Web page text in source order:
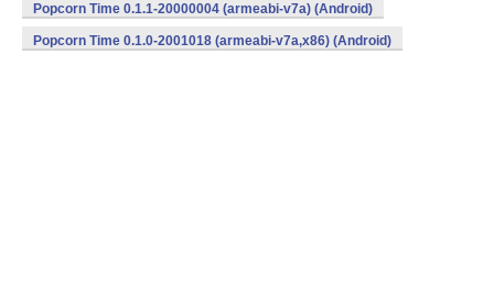
Popcorn Time 0.1.1-20000004 (armeabi-v7a) (Android)
Popcorn Time 0.1.0-2001018 (armeabi-v7a,x86) (Android)